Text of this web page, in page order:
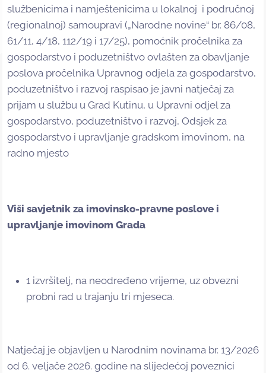
službenicima i namještenicima u lokalnoj i područnoj
(regionalnoj) samoupravi („Narodne novine“ br. 86/08,
61/11, 4/18, 112/19 i 17/25), pomoćnik pročelnika za
gospodarstvo i poduzetništvo ovlašten za obavljanje
poslova pročelnika Upravnog odjela za gospodarstvo,
poduzetništvo i razvoj raspisao je javni natječaj za
prijam u službu u Grad Kutinu, u Upravni odjel za
gospodarstvo, poduzetništvo i razvoj, Odsjek za
gospodarstvo i upravljanje gradskom imovinom, na
radno mjesto
Viši savjetnik za imovinsko-pravne poslove i
upravljanje imovinom Grada
1 izvršitelj, na neodređeno vrijeme, uz obvezni
probni rad u trajanju tri mjeseca.
Natječaj je objavljen u Narodnim novinama br. 13/2026
od 6. veljače 2026. godine na slijedećoj poveznici